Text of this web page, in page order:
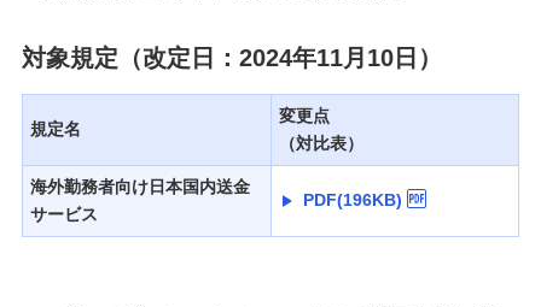
対象規定（改定日：2024年11月10日）
規定名
変更点
（対比表）
海外勤務者向け日本国内送金
サービス
PDF(196KB)